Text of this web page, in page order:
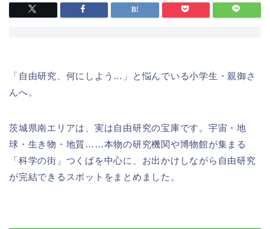
「自由研究、何にしよう…」と悩んでいる小学生・親御さ
んへ。
茨城県南エリアは、実は自由研究の宝庫です。宇宙・地
球・生き物・地質……本物の研究機関や博物館が集まる
「科学の街」つくばを中心に、お出かけしながら自由研究
が完結できるスポットをまとめました。